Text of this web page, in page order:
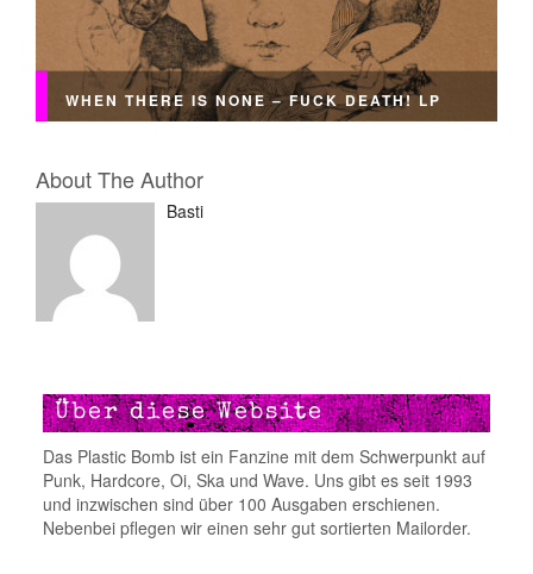
WHEN THERE IS NONE – FUCK DEATH! LP
About The Author
Basti
Über diese Website
Das Plastic Bomb ist ein Fanzine mit dem Schwerpunkt auf
Punk, Hardcore, Oi, Ska und Wave. Uns gibt es seit 1993
und inzwischen sind über 100 Ausgaben erschienen.
Nebenbei pflegen wir einen sehr gut sortierten Mailorder.